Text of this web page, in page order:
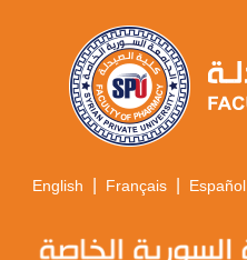
English | Français | Español